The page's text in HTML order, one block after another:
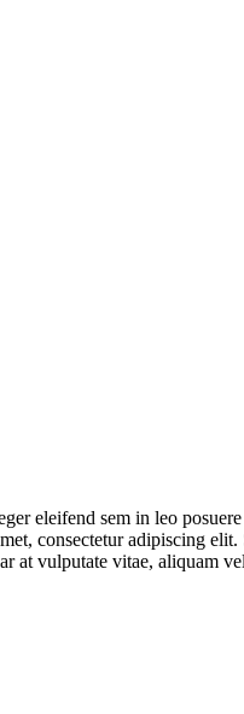
eleifend sem in leo
consectetur adipiscing
at vulputate vitae, aliquam